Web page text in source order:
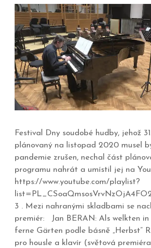
Festival Dny soudobé hudby, jehož
plánovaný na listopad 2020 musel
pandemie zrušen, nechal část
programu nahrát a umístil jej na
https://www.youtube.com/playlist?
3 . Mezi nahranými skladbami se
premiér: Jan BERAN: Als welkten in
ferne Gärten podle básně „Herbst“
pro housle a klavír (světová